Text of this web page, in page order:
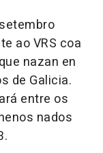
ao VRS coa
nazan en
de Galicia.
entre os
nados